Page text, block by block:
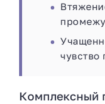
чувство
Комплексный